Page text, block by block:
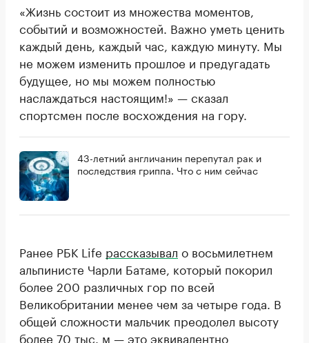
«Жизнь состоит из множества моментов,
событий и возможностей. Важно уметь ценить
каждый день, каждый час, каждую минуту. Мы
не можем изменить прошлое и предугадать
будущее, но мы можем полностью
наслаждаться настоящим!» — сказал
спортсмен после восхождения на гору.
43-летний англичанин перепутал рак и
последствия гриппа. Что с ним сейчас
Ранее РБК Life рассказывал о восьмилетнем
альпинисте Чарли Батаме, который покорил
более 200 различных гор по всей
Великобритании менее чем за четыре года. В
общей сложности мальчик преодолел высоту
более 70 тыс. м — это эквивалентно